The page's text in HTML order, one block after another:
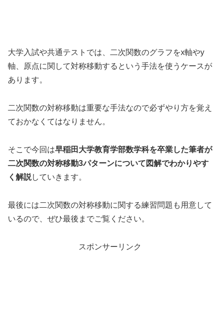
大学入試や共通テストでは、二次関数のグラフをx軸やy
軸、原点に関して対称移動するという手法を使うケースが
あります。
二次関数の対称移動は重要な手法なので必ずやり方を覚え
ておかなくてはなりません。
そこで今回は早稲田大学教育学部数学科を卒業した筆者が
二次関数の対称移動3パターンについて図解でわかりやす
く解説していきます。
最後には二次関数の対称移動に関する練習問題も用意して
いるので、ぜひ最後までご覧ください。
スポンサーリンク